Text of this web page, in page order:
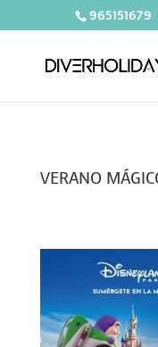
965151679
VERANO